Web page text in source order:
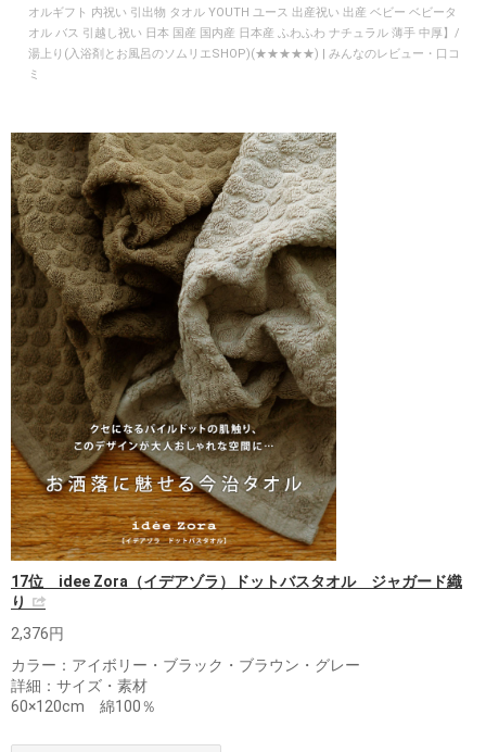
オルギフト 内祝い 引出物 タオル YOUTH ユース 出産祝い 出産 ベビー ベビータ
オル バス 引越し祝い 日本 国産 国内産 日本産 ふわふわ ナチュラル 薄手 中厚】/
湯上り(入浴剤とお風呂のソムリエSHOP)(★★★★★) | みんなのレビュー・口コ
ミ
17位 idee Zora（イデアゾラ）ドットバスタオル ジャガード織
り
2,376円
カラー：アイボリー・ブラック・ブラウン・グレー
詳細：サイズ・素材
60×120cm 綿100％